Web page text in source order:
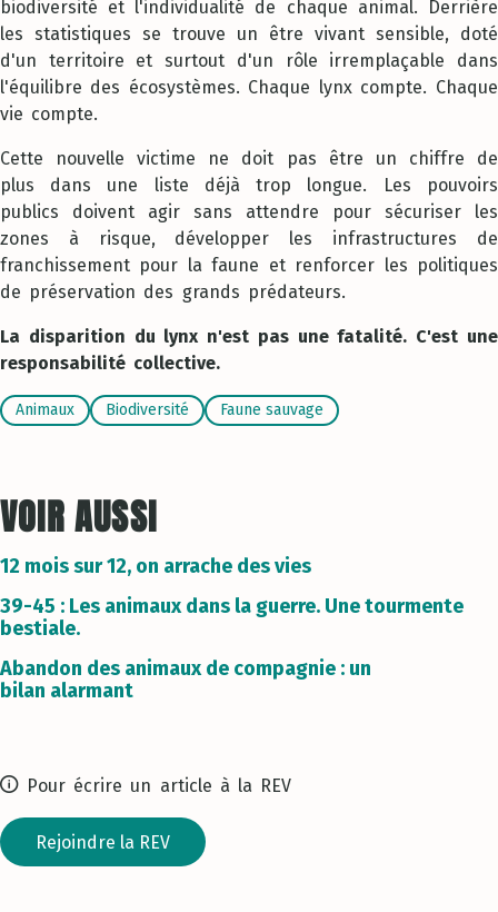
biodiversité et l'individualité de chaque animal. Derrière
les statistiques se trouve un être vivant sensible, doté
d'un territoire et surtout d'un rôle irremplaçable dans
l'équilibre des écosystèmes. Chaque lynx compte. Chaque
vie compte.
Cette nouvelle victime ne doit pas être un chiffre de
plus dans une liste déjà trop longue. Les pouvoirs
publics doivent agir sans attendre pour sécuriser les
zones à risque, développer les infrastructures de
franchissement pour la faune et renforcer les politiques
de préservation des grands prédateurs.
La disparition du lynx n'est pas une fatalité. C'est une
responsabilité collective.
Animaux Biodiversité Faune sauvage
VOIR AUSSI
12 mois sur 12, on arrache des vies
39-45 : Les animaux dans la guerre. Une tourmente
bestiale.
Abandon des animaux de compagnie : un
bilan alarmant
Pour écrire un article à la REV
Rejoindre la REV